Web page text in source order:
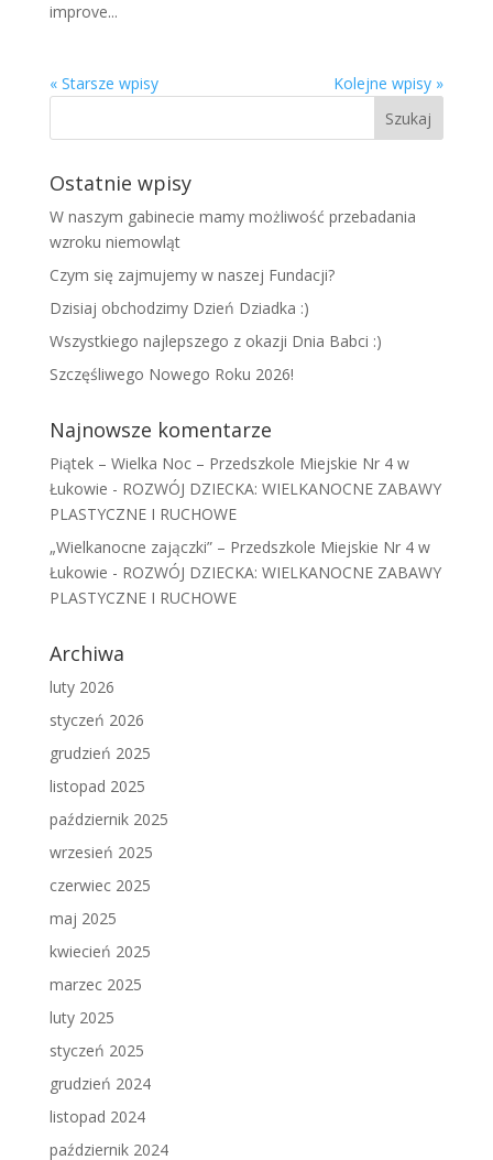
improve...
« Starsze wpisy Kolejne wpisy »
Ostatnie wpisy
W naszym gabinecie mamy możliwość przebadania
wzroku niemowląt
Czym się zajmujemy w naszej Fundacji?
Dzisiaj obchodzimy Dzień Dziadka :)
Wszystkiego najlepszego z okazji Dnia Babci :)
Szczęśliwego Nowego Roku 2026!
Najnowsze komentarze
Piątek – Wielka Noc – Przedszkole Miejskie Nr 4 w
Łukowie - ROZWÓJ DZIECKA: WIELKANOCNE ZABAWY
PLASTYCZNE I RUCHOWE
„Wielkanocne zajączki” – Przedszkole Miejskie Nr 4 w
Łukowie - ROZWÓJ DZIECKA: WIELKANOCNE ZABAWY
PLASTYCZNE I RUCHOWE
Archiwa
luty 2026
styczeń 2026
grudzień 2025
listopad 2025
październik 2025
wrzesień 2025
czerwiec 2025
maj 2025
kwiecień 2025
marzec 2025
luty 2025
styczeń 2025
grudzień 2024
listopad 2024
październik 2024